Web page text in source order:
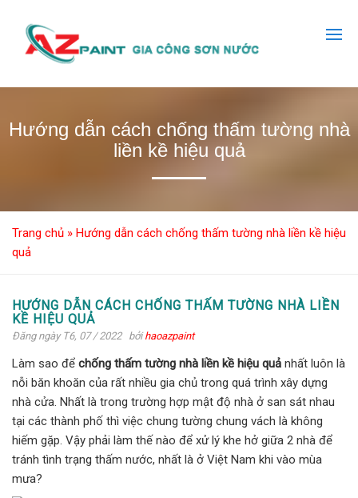
Hướng dẫn cách chống thấm tường nhà
liền kề hiệu quả
Trang chủ » Hướng dẫn cách chống thấm tường nhà liền kề hiệu
quả
HƯỚNG DẪN CÁCH CHỐNG THẤM TƯỜNG NHÀ LIỀN
KỀ HIỆU QUẢ
Đăng ngày T6, 07 / 2022 bởihaoazpaint
Làm sao để chống thấm tường nhà liền kề hiệu quả nhất luôn là
nỗi băn khoăn của rất nhiều gia chủ trong quá trình xây dựng
nhà cửa. Nhất là trong trường hợp mật độ nhà ở san sát nhau
tại các thành phố thì việc chung tường chung vách là không
hiếm gặp. Vậy phải làm thế nào để xử lý khe hở giữa 2 nhà để
tránh tình trạng thấm nước, nhất là ở Việt Nam khi vào mùa
mưa?